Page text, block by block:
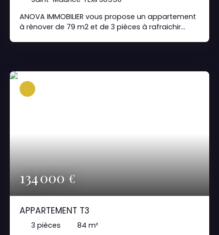
ANOVA IMMOBILIER vous propose un appartement
à rénover de 79 m2 et de 3 pièces à rafraichir
134 000€
APPARTEMENT T3
3 pièces 84 m²